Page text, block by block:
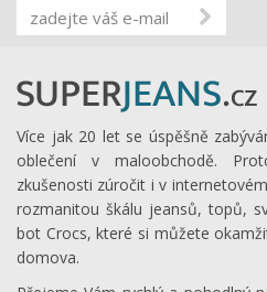
Více jak 20 let se úspěšně
oblečení v maloobchodě.
zkušenosti zúročit i v
rozmanitou škálu jeansů, topů,
bot Crocs, které si můžete
domova.